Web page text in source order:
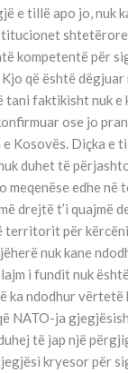
e tillë apo jo, nuk
shtetërore
kompetentë për
që është dëgjuar
tani faktikisht nuk e
ose jo
Kosovës. Diçka e
duhet të
meqenëse edhe në
drejtë t’i quajmë
territorit për
nuk kane
i fundit nuk
ka ndodhur vërtetë
NATO-ja
të jap një
kryesor për